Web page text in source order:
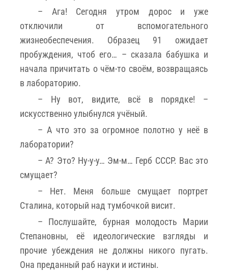
– Ага! Сегодня утром дорос и уже
отключили от вспомогательного
жизнеобеспечения. Образец 91 ожидает
пробуждения, чтоб его… – сказала бабушка и
начала причитать о чём-то своём, возвращаясь
в лабораторию.
– Ну вот, видите, всё в порядке! –
искусственно улыбнулся учёный.
– А что это за огромное полотно у неё в
лаборатории?
– А? Это? Ну-у-у… Эм-м… Герб СССР. Вас это
смущает?
– Нет. Меня больше смущает портрет
Сталина, который над тумбочкой висит.
– Послушайте, бурная молодость Марии
Степановны, её идеологические взгляды и
прочие убеждения не должны никого пугать.
Она преданный раб науки и истины.